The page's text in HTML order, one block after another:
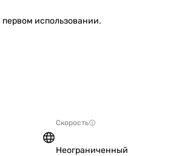
использовании.
Скорость
Неограниченный